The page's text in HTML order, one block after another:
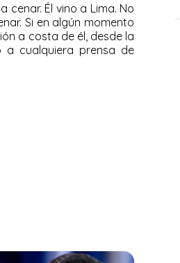
cenar. Él vino a Lima. No
Si en algún momento
a costa de él, desde la
a cualquiera prensa de